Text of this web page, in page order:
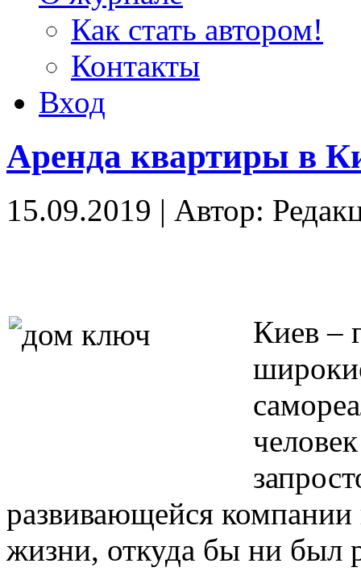
Как стать автором!
Контакты
Вход
Аренда квартиры в
15.09.2019 | Автор:
Киев –
развивающейся
жизни, откуда бы ни был